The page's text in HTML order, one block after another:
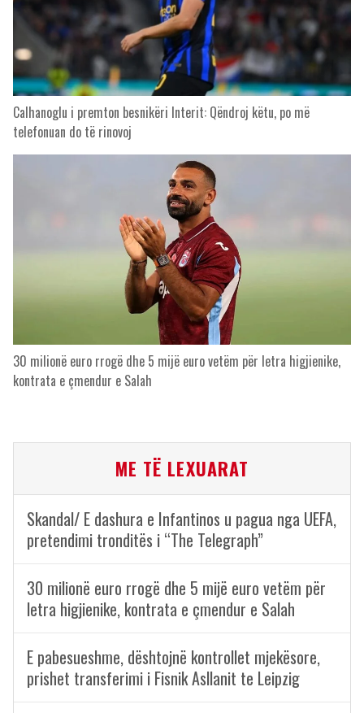
Calhanoglu i premton besnikëri Interit: Qëndroj këtu, po më
telefonuan do të rinovoj
30 milionë euro rrogë dhe 5 mijë euro vetëm për letra higjienike,
kontrata e çmendur e Salah
ME TË LEXUARAT
Skandal/ E dashura e Infantinos u pagua nga UEFA,
pretendimi tronditës i “The Telegraph”
30 milionë euro rrogë dhe 5 mijë euro vetëm për
letra higjienike, kontrata e çmendur e Salah
E pabesueshme, dështojnë kontrollet mjekësore,
prishet transferimi i Fisnik Asllanit te Leipzig